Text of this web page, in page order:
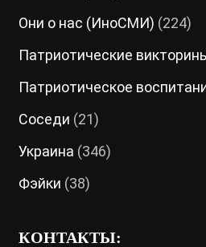
Они о нас (ИноСМИ) (224)
Патриотические
Патриотическое
Соседи (21)
Украина (346)
Фэйки (38)
КОНТАКТЫ: